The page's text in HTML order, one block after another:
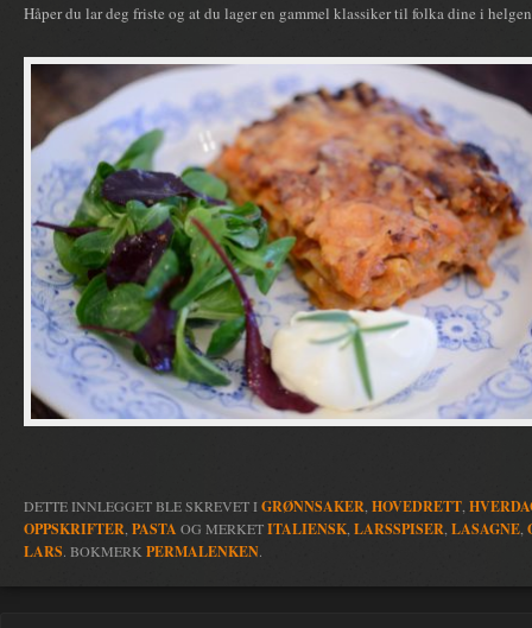
Håper du lar deg friste og at du lager en gammel klassiker til folka dine i
DETTE INNLEGGET BLE SKREVET IGRØNNSAKER, HOVEDRETT,
OPPSKRIFTER,PASTA OG MERKETITALIENSK, LARSSPISER, LASAGNE,
LARS. BOKMERK PERMALENKEN.